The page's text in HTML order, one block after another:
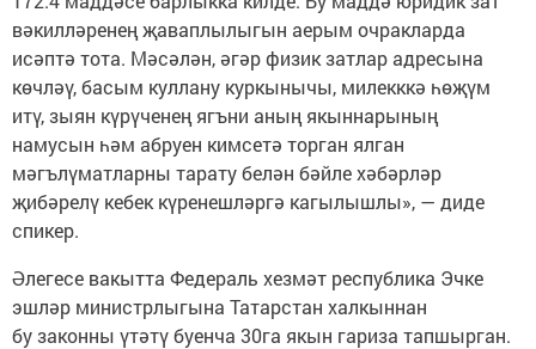
вәкилләренең җаваплылыгын аерым очракларда
исәптә тота. Мәсәлән, әгәр физик затлар адресына
көчләү, басым куллану куркынычы, милекккә һөҗүм
итү, зыян күрүченең ягъни аның якыннарының
намусын һәм абруен кимсетә торган ялган
мәгълүматларны тарату белән бәйле хәбәрләр
җибәрелү кебек күренешләргә кагылышлы», — диде
спикер.
Әлегесе вакытта Федераль хезмәт республика Эчке
эшләр министрлыгына Татарстан халкыннан
бу законны үтәтү буенча 30га якын гариза тапшырган.